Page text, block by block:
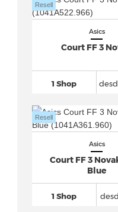
Asics
Court FF 3
1 Shop
Resell
Asics
Court FF 3
Blue
1 Shop
Resell